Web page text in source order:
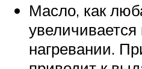
Масло, как
нагревании.